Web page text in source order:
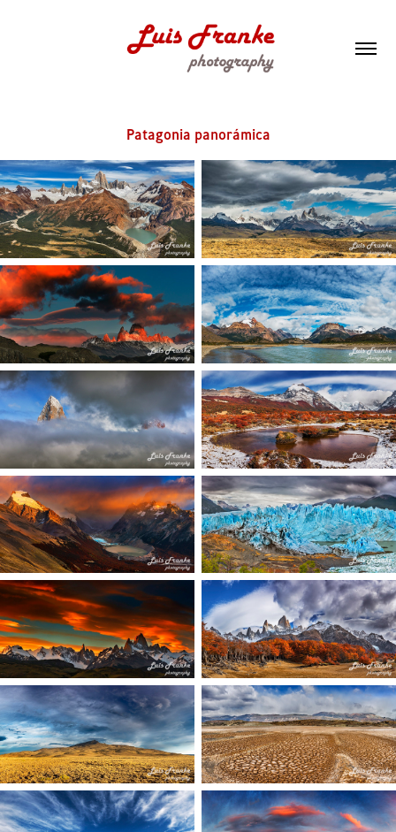
Patagonia panorámica